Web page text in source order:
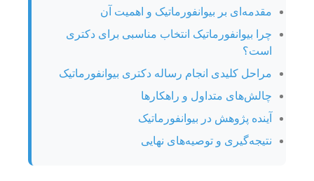
مقدمه‌ای بر بیوانفورماتیک و اهمیت آن
چرا بیوانفورماتیک انتخاب مناسبی برای دکتری
است؟
مراحل کلیدی انجام رساله دکتری بیوانفورماتیک
چالش‌های متداول و راهکارها
آینده پژوهش در بیوانفورماتیک
نتیجه‌گیری و توصیه‌های نهایی